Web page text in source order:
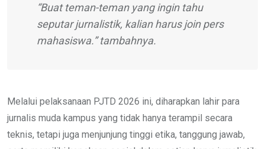
“Buat teman-teman yang ingin tahu
seputar jurnalistik, kalian harus join pers
mahasiswa.” tambahnya.
Melalui pelaksanaan PJTD 2026 ini, diharapkan lahir para
jurnalis muda kampus yang tidak hanya terampil secara
teknis, tetapi juga menjunjung tinggi etika, tanggung jawab,